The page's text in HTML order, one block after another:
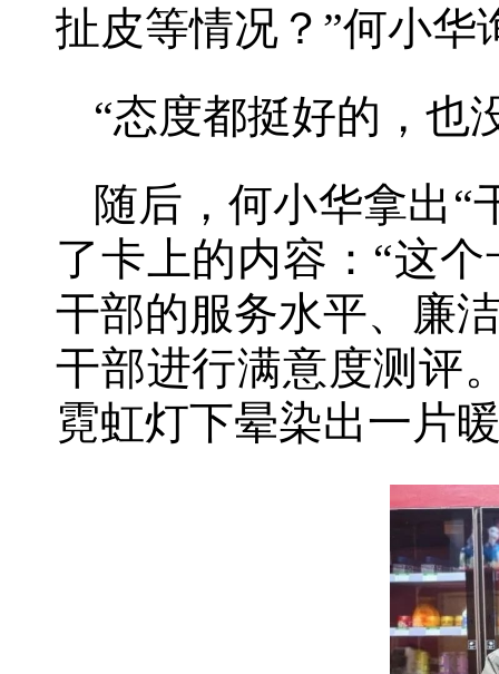
扯皮等情况？”何小华
“态度都挺好的，也
随后，何小华拿出“
了卡上的内容：“这
干部的服务水平、廉
干部进行满意度测评
霓虹灯下晕染出一片